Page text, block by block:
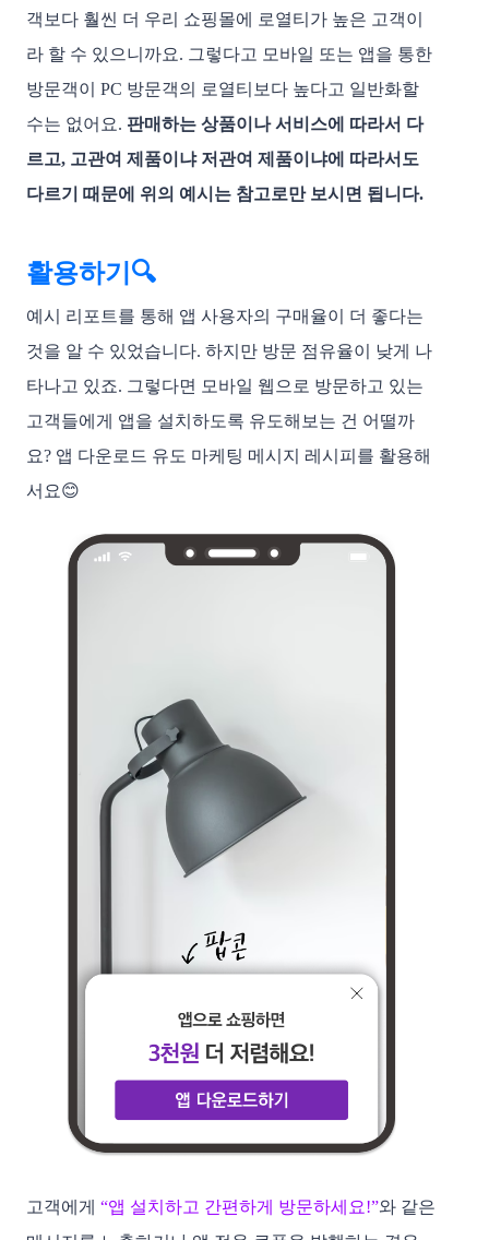
객보다 훨씬 더 우리 쇼핑몰에 로열티가 높은 고객이
라 할 수 있으니까요. 그렇다고 모바일 또는 앱을 통한
방문객이 PC 방문객의 로열티보다 높다고 일반화할
수는 없어요. 판매하는 상품이나 서비스에 따라서 다
르고, 고관여 제품이냐 저관여 제품이냐에 따라서도
다르기 때문에 위의 예시는 참고로만 보시면 됩니다.
활용하기🔍
예시 리포트를 통해 앱 사용자의 구매율이 더 좋다는
것을 알 수 있었습니다. 하지만 방문 점유율이 낮게 나
타나고 있죠. 그렇다면 모바일 웹으로 방문하고 있는
고객들에게 앱을 설치하도록 유도해보는 건 어떨까
요? 앱 다운로드 유도 마케팅 메시지 레시피를 활용해
서요😊
고객에게 “앱 설치하고 간편하게 방문하세요!”와 같은